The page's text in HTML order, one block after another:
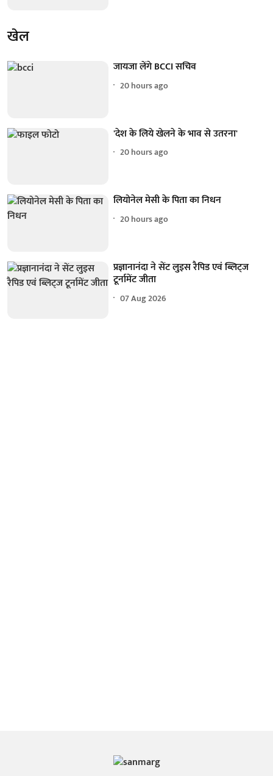
खेल
जायजा लेंगे BCCI सचिव
20 hours ago
'देश के लिये खेलने के भाव से उतरना'
20 hours ago
लियोनेल मेसी के पिता का निधन
20 hours ago
प्रज्ञानानंदा ने सेंट लुइस रैपिड एवं ब्लिट्ज
टूर्नामेंट जीता
07 Aug 2026